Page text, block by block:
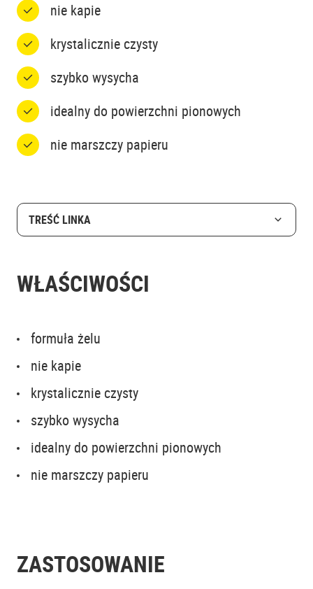
nie kapie
krystalicznie czysty
szybko wysycha
idealny do powierzchni pionowych
nie marszczy papieru
TREŚĆ LINKA
WŁAŚCIWOŚCI
formuła żelu
nie kapie
krystalicznie czysty
szybko wysycha
idealny do powierzchni pionowych
nie marszczy papieru
ZASTOSOWANIE